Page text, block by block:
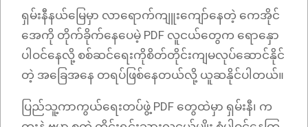
ရှမ်းနီနယ်မြေမှာ လာရောက်ကျူးကျော်နေတဲ့ ကေအိုင်
အေကို တိုက်ခိုက်နေပေမဲ့ PDF လူငယ်တွေက ရောနှော
ပါဝင်နေလို့ စစ်ဆင်ရေးကိုစိတ်တိုင်းကျမလုပ်ဆောင်နိုင်
တဲ့ အခြေအနေ တရပ်ဖြစ်နေတယ်လို့‌ ‌ယူဆနိုင်ပါတယ်။
ပြည်သူ့ကာကွယ်ရေးတပ်ဖွဲ့ PDF တွေထဲမှာ ရှမ်းနီ၊ က